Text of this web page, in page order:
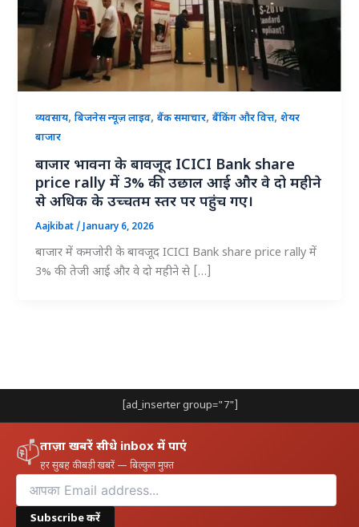
व्यवसाय,बिजनेस न्यूज़ लाइव,बैंक समाचार,बैंकिंग और वित्त,शेयर
बाजार
बाजार भावना के बावजूद ICICI Bank share
price rally में 3% की उछाल आई और वे दो महीने
से अधिक के उच्चतम स्तर पर पहुंच गए।
Aajkibat/January 6, 2026
बाजार में कमजोरी के बावजूद ICICI Bank share price rally में
3% की तेजी आई और वे दो महीने से […]
[ad_inserter group="7"]
📫ताज़ा खबरें सीधे inbox में पाएं
हर सुबह की बड़ी खबरें — बिल्कुल मुफ़्त
Subscribe करें